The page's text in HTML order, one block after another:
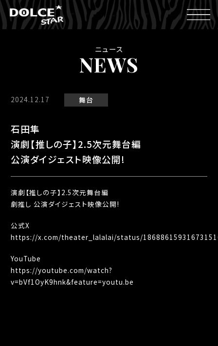
ニュース
NEWS
2024.12.17 舞台
石田隼
演劇【推しの子】2.5次元舞台編
公演ダイジェスト映像公開!
演劇【推しの子】2.5次元舞台編
劇推し 公演ダイジェスト映像公開!
公式X
https://x.com/theater_lalalai/status/
YouTube
https://youtube.com/watch?
v=bVf1OyK9hnk&feature=youtu.be